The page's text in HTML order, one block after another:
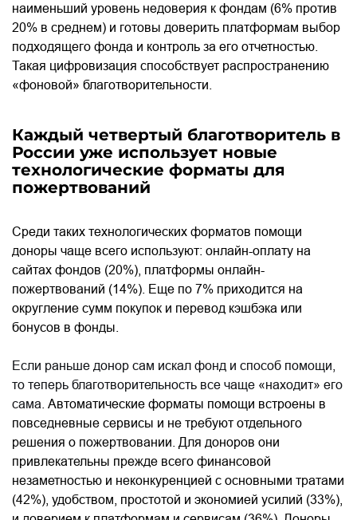
наименьший уровень недоверия к фондам (6% против
20% в среднем) и готовы доверить платформам выбор
подходящего фонда и контроль за его отчетностью.
Такая цифровизация способствует распространению
«фоновой» благотворительности.
Каждый четвертый благотворитель в
России уже использует новые
технологические форматы для
пожертвований
Среди таких технологических форматов помощи
доноры чаще всего используют: онлайн-оплату на
сайтах фондов (20%), платформы онлайн-
пожертвований (14%). Еще по 7% приходится на
округление сумм покупок и перевод кэшбэка или
бонусов в фонды.
Если раньше донор сам искал фонд и способ помощи,
то теперь благотворительность все чаще «находит» его
сама. Автоматические форматы помощи встроены в
повседневные сервисы и не требуют отдельного
решения о пожертвовании. Для доноров они
привлекательны прежде всего финансовой
незаметностью и неконкуренцией с основными тратами
(42%), удобством, простотой и экономией усилий (33%),